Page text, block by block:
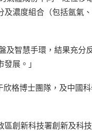
濃度組合（包括氬氣
及智慧手環，結果充分
展。」
格博士團隊，及中國
創新科技署創新及科